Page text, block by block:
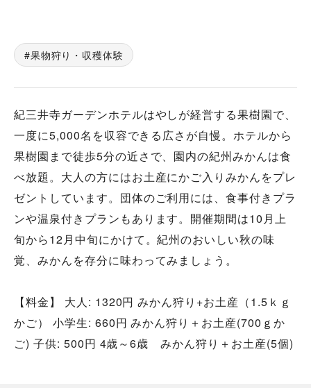
果物狩り・収穫体験
紀三井寺ガーデンホテルはやしが経営する果樹園で、
一度に5,000名を収容できる広さが自慢。ホテルから
果樹園まで徒歩5分の近さで、園内の紀州みかんは食
べ放題。大人の方にはお土産にかご入りみかんをプレ
ゼントしています。団体のご利用には、食事付きプラ
ンや温泉付きプランもあります。開催期間は10月上
旬から12月中旬にかけて。紀州のおいしい秋の味
覚、みかんを存分に味わってみましょう。
【料金】 大人: 1320円 みかん狩り+お土産（1.5ｋｇ
かご） 小学生: 660円 みかん狩り＋お土産(700ｇか
ご) 子供: 500円 4歳～6歳 みかん狩り＋お土産(5個)